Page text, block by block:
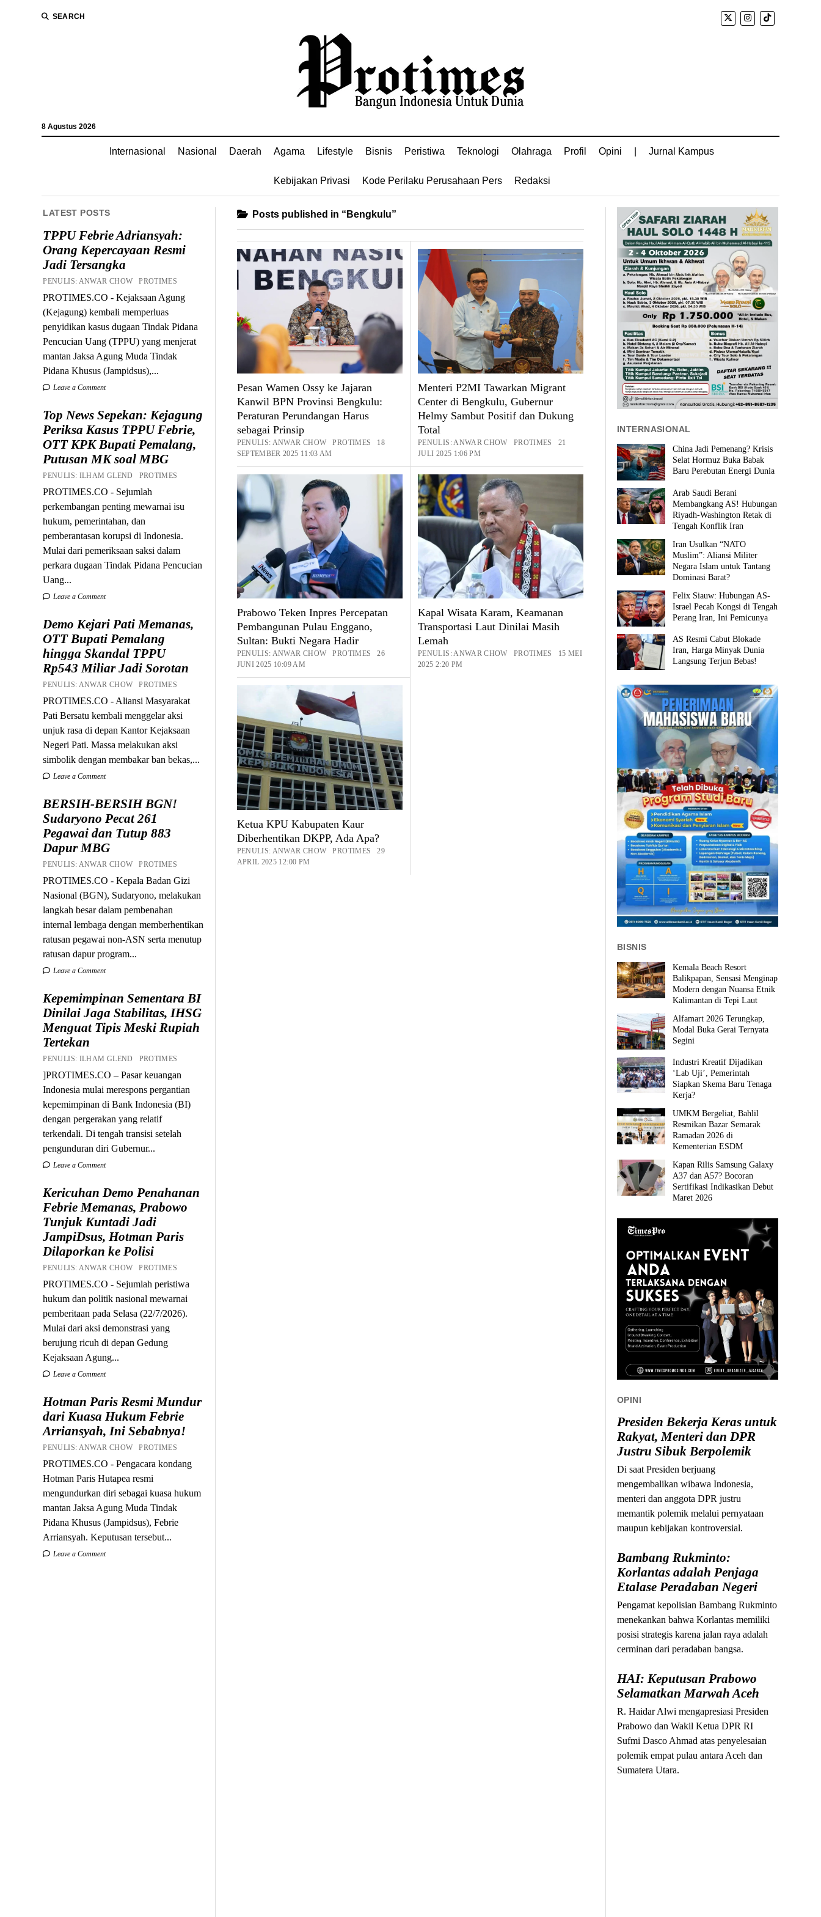
SEARCH
8 Agustus 2026
Internasional Nasional Daerah Agama Lifestyle Bisnis Peristiwa Teknologi Olahraga Profil Opini Jurnal Kampus
Kebijakan Privasi Kode Perilaku Perusahaan Pers Redaksi
LATEST POSTS
TPPU Febrie Adriansyah:
Orang Kepercayaan Resmi
Jadi Tersangka
PENULIS: ANWAR CHOW PROTIMES
PROTIMES.CO - Kejaksaan Agung
(Kejagung) kembali memperluas
penyidikan kasus dugaan Tindak Pidana
Pencucian Uang (TPPU) yang menjerat
mantan Jaksa Agung Muda Tindak
Pidana Khusus (Jampidsus),...
Leave a Comment
Top News Sepekan: Kejagung
Periksa Kasus TPPU Febrie,
OTT KPK Bupati Pemalang,
Putusan MK soal MBG
PENULIS: ILHAM GLEND PROTIMES
PROTIMES.CO - Sejumlah
perkembangan penting mewarnai isu
hukum, pemerintahan, dan
pemberantasan korupsi di Indonesia.
Mulai dari pemeriksaan saksi dalam
perkara dugaan Tindak Pidana Pencucian
Uang...
Leave a Comment
Demo Kejari Pati Memanas,
OTT Bupati Pemalang
hingga Skandal TPPU
Rp543 Miliar Jadi Sorotan
PENULIS: ANWAR CHOW PROTIMES
PROTIMES.CO - Aliansi Masyarakat
Pati Bersatu kembali menggelar aksi
unjuk rasa di depan Kantor Kejaksaan
Negeri Pati. Massa melakukan aksi
simbolik dengan membakar ban bekas,...
Leave a Comment
BERSIH-BERSIH BGN!
Sudaryono Pecat 261
Pegawai dan Tutup 883
Dapur MBG
PENULIS: ANWAR CHOW PROTIMES
PROTIMES.CO - Kepala Badan Gizi
Nasional (BGN), Sudaryono, melakukan
langkah besar dalam pembenahan
internal lembaga dengan memberhentikan
ratusan pegawai non-ASN serta menutup
ratusan dapur program...
Leave a Comment
Kepemimpinan Sementara BI
Dinilai Jaga Stabilitas, IHSG
Menguat Tipis Meski Rupiah
Tertekan
PENULIS: ILHAM GLEND PROTIMES
]PROTIMES.CO – Pasar keuangan
Indonesia mulai merespons pergantian
kepemimpinan di Bank Indonesia (BI)
dengan pergerakan yang relatif
terkendali. Di tengah transisi setelah
pengunduran diri Gubernur...
Leave a Comment
Kericuhan Demo Penahanan
Febrie Memanas, Prabowo
Tunjuk Kuntadi Jadi
JampiDsus, Hotman Paris
Dilaporkan ke Polisi
PENULIS: ANWAR CHOW PROTIMES
PROTIMES.CO - Sejumlah peristiwa
hukum dan politik nasional mewarnai
pemberitaan pada Selasa (22/7/2026).
Mulai dari aksi demonstrasi yang
berujung ricuh di depan Gedung
Kejaksaan Agung...
Leave a Comment
Hotman Paris Resmi Mundur
dari Kuasa Hukum Febrie
Arriansyah, Ini Sebabnya!
PENULIS: ANWAR CHOW PROTIMES
PROTIMES.CO - Pengacara kondang
Hotman Paris Hutapea resmi
mengundurkan diri sebagai kuasa hukum
mantan Jaksa Agung Muda Tindak
Pidana Khusus (Jampidsus), Febrie
Arriansyah. Keputusan tersebut...
Leave a Comment
Posts published in “Bengkulu”
Pesan Wamen Ossy ke Jajaran
Kanwil BPN Provinsi Bengkulu:
Peraturan Perundangan Harus
sebagai Prinsip
PENULIS: ANWAR CHOW PROTIMES 18
SEPTEMBER 2025 11:03 AM
Menteri P2MI Tawarkan Migrant
Center di Bengkulu, Gubernur
Helmy Sambut Positif dan Dukung
Total
PENULIS: ANWAR CHOW PROTIMES 21
JULI 2025 1:06 PM
Prabowo Teken Inpres Percepatan
Pembangunan Pulau Enggano,
Sultan: Bukti Negara Hadir
PENULIS: ANWAR CHOW PROTIMES 26
JUNI 2025 10:09 AM
Kapal Wisata Karam, Keamanan
Transportasi Laut Dinilai Masih
Lemah
PENULIS: ANWAR CHOW PROTIMES 15 MEI
2025 2:20 PM
Ketua KPU Kabupaten Kaur
Diberhentikan DKPP, Ada Apa?
PENULIS: ANWAR CHOW PROTIMES 29
APRIL 2025 12:00 PM
INTERNASIONAL
China Jadi Pemenang? Krisis
Selat Hormuz Buka Babak
Baru Perebutan Energi Dunia
Arab Saudi Berani
Membangkang AS! Hubungan
Riyadh-Washington Retak di
Tengah Konflik Iran
Iran Usulkan “NATO
Muslim”: Aliansi Militer
Negara Islam untuk Tantang
Dominasi Barat?
Felix Siauw: Hubungan AS-
Israel Pecah Kongsi di Tengah
Perang Iran, Ini Pemicunya
AS Resmi Cabut Blokade
Iran, Harga Minyak Dunia
Langsung Terjun Bebas!
BISNIS
Kemala Beach Resort
Balikpapan, Sensasi Menginap
Modern dengan Nuansa Etnik
Kalimantan di Tepi Laut
Alfamart 2026 Terungkap,
Modal Buka Gerai Ternyata
Segini
Industri Kreatif Dijadikan
‘Lab Uji’, Pemerintah
Siapkan Skema Baru Tenaga
Kerja?
UMKM Bergeliat, Bahlil
Resmikan Bazar Semarak
Ramadan 2026 di
Kementerian ESDM
Kapan Rilis Samsung Galaxy
A37 dan A57? Bocoran
Sertifikasi Indikasikan Debut
Maret 2026
OPINI
Presiden Bekerja Keras untuk
Rakyat, Menteri dan DPR
Justru Sibuk Berpolemik
Di saat Presiden berjuang
mengembalikan wibawa Indonesia,
menteri dan anggota DPR justru
memantik polemik melalui pernyataan
maupun kebijakan kontroversial.
Bambang Rukminto:
Korlantas adalah Penjaga
Etalase Peradaban Negeri
Pengamat kepolisian Bambang Rukminto
menekankan bahwa Korlantas memiliki
posisi strategis karena jalan raya adalah
cerminan dari peradaban bangsa.
HAI: Keputusan Prabowo
Selamatkan Marwah Aceh
R. Haidar Alwi mengapresiasi Presiden
Prabowo dan Wakil Ketua DPR RI
Sufmi Dasco Ahmad atas penyelesaian
polemik empat pulau antara Aceh dan
Sumatera Utara.